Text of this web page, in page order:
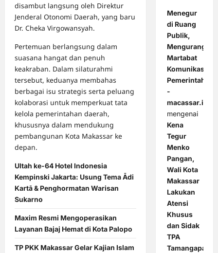
disambut langsung oleh Direktur
Jenderal Otonomi Daerah, yang baru
Dr. Cheka Virgowansyah.
Pertemuan berlangsung dalam
suasana hangat dan penuh
keakraban. Dalam silaturahmi
tersebut, keduanya membahas
berbagai isu strategis serta peluang
kolaborasi untuk memperkuat tata
kelola pemerintahan daerah,
khususnya dalam mendukung
pembangunan Kota Makassar ke
depan.
Ultah ke-64 Hotel Indonesia
Kempinski Jakarta: Usung Tema Ādi
Kartā & Penghormatan Warisan
Sukarno
Maxim Resmi Mengoperasikan
Layanan Bajaj Hemat di Kota Palopo
TP PKK Makassar Gelar Kajian Islam
Menegur
di Ruang
Publik,
Mengurangi
Martabat
Komunikasi
Pemerintahan
-
macassar.id
mengenai
Kena
Tegur
Menko
Pangan,
Wali Kota
Makassar
Lakukan
Atensi
Khusus
dan Sidak
TPA
Tamangapa